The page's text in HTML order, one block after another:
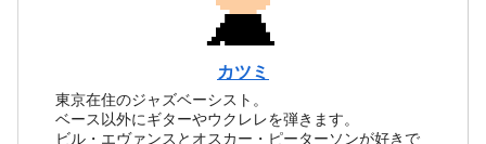
カツミ
東京在住のジャズベーシスト。
ベース以外にギターやウクレレを弾きます。
ビル・エヴァンスとオスカー・ピーターソンが好きで